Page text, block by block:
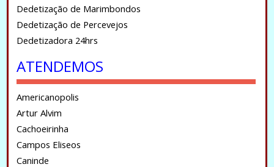
Dedetização de Marimbondos
Dedetização de Percevejos
Dedetizadora 24hrs
ATENDEMOS
Americanopolis
Artur Alvim
Cachoeirinha
Campos Eliseos
Caninde